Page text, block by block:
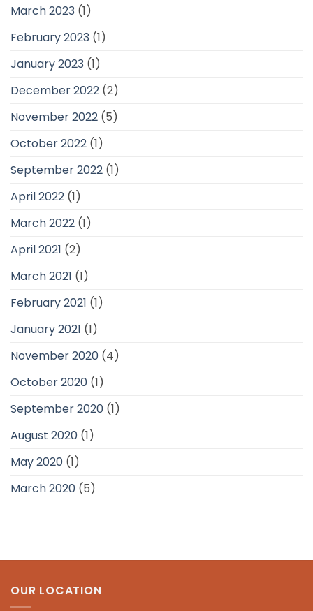
March 2023 (1)
February 2023 (1)
January 2023 (1)
December 2022 (2)
November 2022 (5)
October 2022 (1)
September 2022 (1)
April 2022 (1)
March 2022 (1)
April 2021 (2)
March 2021 (1)
February 2021 (1)
January 2021 (1)
November 2020 (4)
October 2020 (1)
September 2020 (1)
August 2020 (1)
May 2020 (1)
March 2020 (5)
OUR LOCATION